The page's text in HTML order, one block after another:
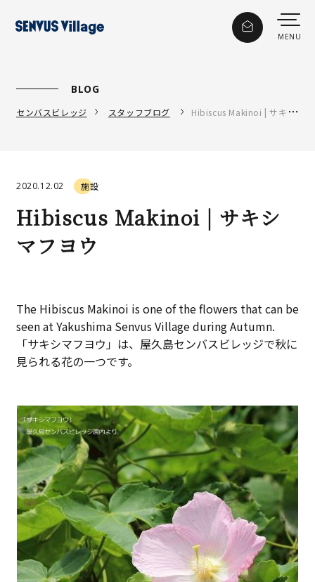
BLOG
センバスビレッジ スタッフブログ Hibiscus Makinoi | サキシマフヨウ
2020.12.02 施設
Hibiscus Makinoi | サキシ
マフヨウ
The Hibiscus Makinoi is one of the flowers that can be
seen at Yakushima Senvus Village during Autumn.
「サキシマフヨウ」は、屋久島センバスビレッジで秋に
見られる花の一つです。